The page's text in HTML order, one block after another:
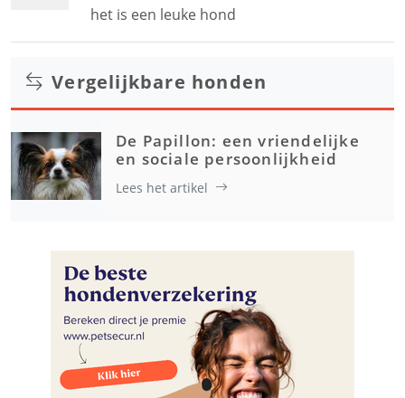
het is een leuke hond
Vergelijkbare honden
De Papillon: een vriendelijke
en sociale persoonlijkheid
Lees het artikel